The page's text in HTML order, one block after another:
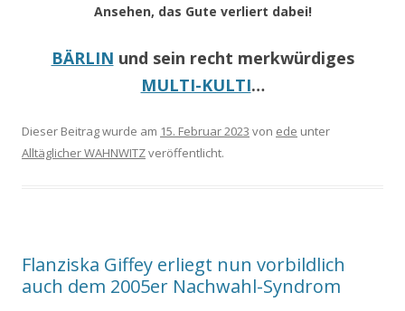
Ansehen, das Gute verliert dabei!
BÄRLIN und sein recht merkwürdiges
MULTI-KULTI…
Dieser Beitrag wurde am 15. Februar 2023 von ede unter
Alltäglicher WAHNWITZveröffentlicht.
Flanziska Giffey erliegt nun vorbildlich
auch dem 2005er Nachwahl-Syndrom